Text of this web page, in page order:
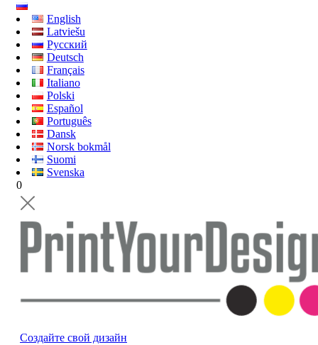
English
Latviešu
Русский
Deutsch
Français
Italiano
Polski
Español
Português
Dansk
Norsk bokmål
Suomi
Svenska
0
Создайте свой дизайн